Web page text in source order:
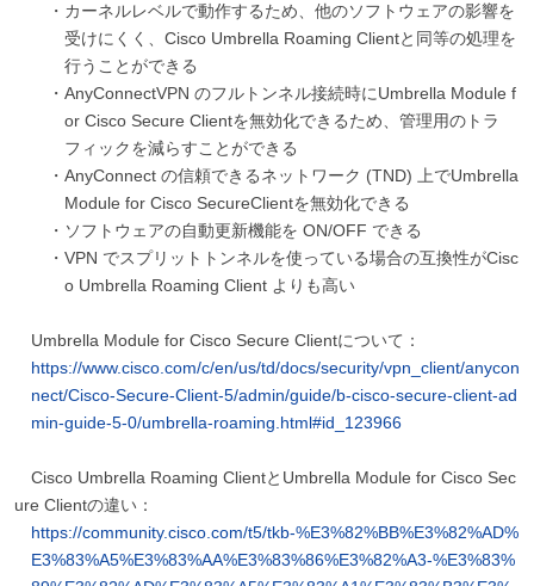
・カーネルレベルで動作するため、他のソフトウェアの影響を
受けにくく、Cisco Umbrella Roaming Clientと同等の処理を
行うことができる
・AnyConnectVPN のフルトンネル接続時にUmbrella Module f
or Cisco Secure Clientを無効化できるため、管理用のトラ
フィックを減らすことができる
・AnyConnect の信頼できるネットワーク (TND) 上でUmbrella
Module for Cisco SecureClientを無効化できる
・ソフトウェアの自動更新機能を ON/OFF できる
・VPN でスプリットトンネルを使っている場合の互換性がCisc
o Umbrella Roaming Client よりも高い
Umbrella Module for Cisco Secure Clientについて：
https://www.cisco.com/c/en/us/td/docs/security/vpn_client/anycon
nect/Cisco-Secure-Client-5/admin/guide/b-cisco-secure-client-ad
min-guide-5-0/umbrella-roaming.html#id_123966
Cisco Umbrella Roaming ClientとUmbrella Module for Cisco Sec
ure Clientの違い：
https://community.cisco.com/t5/tkb-%E3%82%BB%E3%82%AD%
E3%83%A5%E3%83%AA%E3%83%86%E3%82%A3-%E3%83%